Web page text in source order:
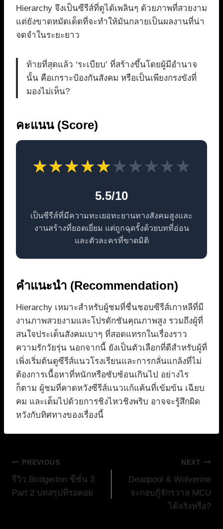
Hierarchy จึงเป็นซีรีส์ที่ดูได้เพลินๆ ด้วยภาพที่สวยงาม
แต่ยังขาดหมัดเด็ดที่จะทำให้มันกลายเป็นผลงานที่น่า
จดจำในระยะยาว
ท้ายที่สุดแล้ว ‘ระเบียบ’ ที่สร้างขึ้นโดยผู้มีอำนาจ
นั้น คือเกราะป้องกันสังคม หรือเป็นเพียงกรงขังที่
มองไม่เห็น?
คะแนน (Score)
★★★★★★★★★★
5.5/10
เป็นซีรีส์ที่มีความทะเยอทะยานทางสังคมสูงและ
งานสร้างที่ยอดเยี่ยม แต่ถูกฉุดรั้งด้วยบทที่อ่อน
และตัวละครที่ขาดมิติ
คำแนะนำ (Recommendation)
Hierarchy เหมาะสำหรับผู้ชมที่ชื่นชอบซีรีส์เกาหลีที่มี
งานภาพสวยงามและโปรดักชันคุณภาพสูง รวมถึงผู้ที่
สนใจประเด็นสังคมเบาๆ ที่สอดแทรกในเรื่องราว
ความรักวัยรุ่น นอกจากนี้ ยังเป็นตัวเลือกที่ดีสำหรับผู้ที่
เพิ่งเริ่มต้นดูซีรีส์แนวโรงเรียนและการกลั่นแกล้งที่ไม่
ต้องการเนื้อหาที่หนักหรือซับซ้อนเกินไป อย่างไร
ก็ตาม ผู้ชมที่คาดหวังซีรีส์แนวแก้แค้นที่เข้มข้น เฉียบ
คม และเต็มไปด้วยการชิงไหวชิงพริบ อาจจะรู้สึกผิด
หวังกับทิศทางของเรื่องนี้
แนะแนว
เรื่อง
PREVIOUS
รีวิว Bridgerton ซีซั่น 3
Part 2 บทสรุปที่รอคอย
NEXT
Deadpool & Wolverine
จะกอบกู้จักรวาล MCU
ได้จริงหรือ?